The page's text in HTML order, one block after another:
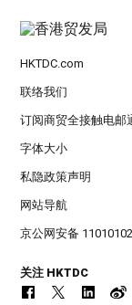
HKTDC.com
联络我们
订阅商贸全接触电邮
字体大小
私隐政策声明
网站导航
京公网安备
关注 HKTDC